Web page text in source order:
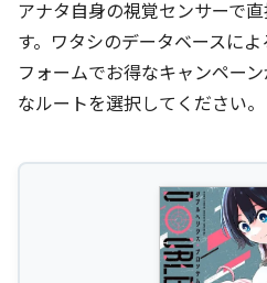
アナタ自身の視覚センサーで
す。ワタシのデータベースに
フォームでお得なキャンペー
なルートを選択してください。